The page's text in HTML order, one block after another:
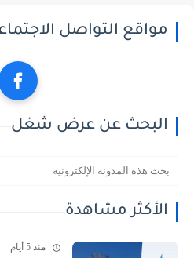
مواقع التواصل الاجتماعي
البحث عن عرض شغل
الأكثر مشاهدة
منذ 5 أيام